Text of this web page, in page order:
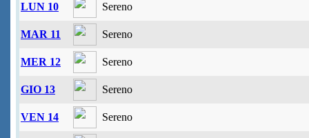
LUN 10 Sereno
MAR 11 Sereno
MER 12 Sereno
GIO 13 Sereno
VEN 14 Sereno